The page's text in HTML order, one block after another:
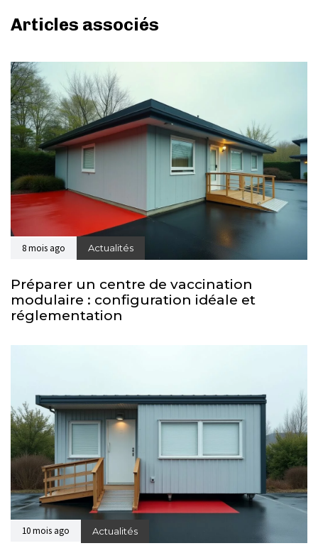
Articles associés
8 mois ago Actualités
Préparer un centre de vaccination
modulaire : configuration idéale et
réglementation
10 mois ago Actualités